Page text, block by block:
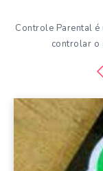
Controle Parental
controlar o